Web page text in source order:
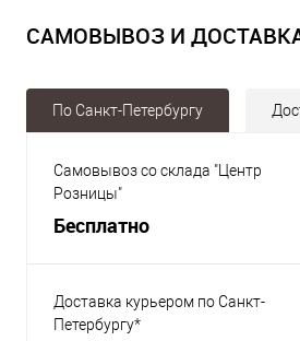
САМОВЫВОЗ И
По Санкт-Петербургу
Самовывоз со склада "Центр
Розницы"
Бесплатно
Доставка курьером по Санкт-
Петербургу*